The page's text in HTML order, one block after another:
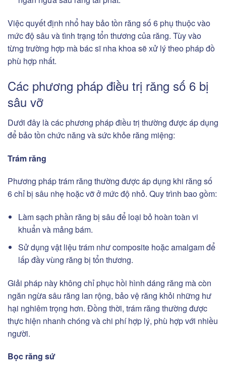
Việc quyết định nhổ hay bảo tồn răng số 6 phụ thuộc vào
mức độ sâu và tình trạng tổn thương của răng. Tùy vào
từng trường hợp mà bác sĩ nha khoa sẽ xử lý theo pháp đồ
phù hợp nhất.
Các phương pháp điều trị răng số 6 bị
sâu vỡ
Dưới đây là các phương pháp điều trị thường được áp dụng
để bảo tồn chức năng và sức khỏe răng miệng:
Trám răng
Phương pháp trám răng thường được áp dụng khi răng số
6 chỉ bị sâu nhẹ hoặc vỡ ở mức độ nhỏ. Quy trình bao gồm:
Làm sạch phần răng bị sâu để loại bỏ hoàn toàn vi
khuẩn và mảng bám.
Sử dụng vật liệu trám như composite hoặc amalgam để
lấp đầy vùng răng bị tổn thương.
Giải pháp này không chỉ phục hồi hình dáng răng mà còn
ngăn ngừa sâu răng lan rộng, bảo vệ răng khỏi những hư
hại nghiêm trọng hơn. Đồng thời, trám răng thường được
thực hiện nhanh chóng và chi phí hợp lý, phù hợp với nhiều
người.
Bọc răng sứ